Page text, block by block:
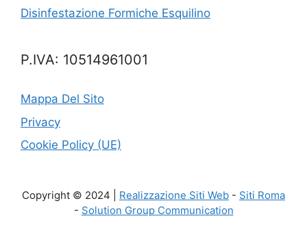
Disinfestazione Formiche Esquilino
P.IVA: 10514961001
Mappa Del Sito
Privacy
Cookie Policy (UE)
Copyright © 2024 | Realizzazione Siti Web - Siti Roma
- Solution Group Communication